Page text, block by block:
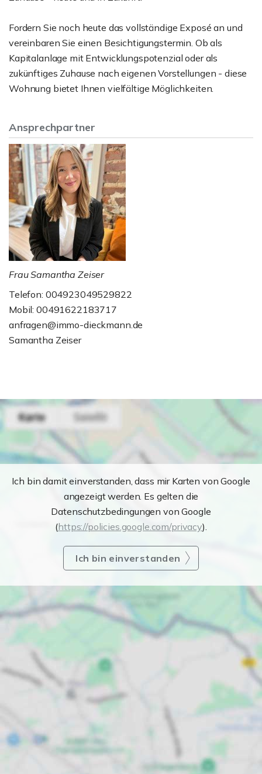
Fordern Sie noch heute das vollständige Exposé an und
vereinbaren Sie einen Besichtigungstermin. Ob als
Kapitalanlage mit Entwicklungspotenzial oder als
zukünftiges Zuhause nach eigenen Vorstellungen - diese
Wohnung bietet Ihnen vielfältige Möglichkeiten.
Ansprechpartner
Frau Samantha Zeiser
Telefon: 004923049529822
Mobil: 00491622183717
anfragen@immo-dieckmann.de
Samantha Zeiser
Ich bin damit einverstanden, dass mir Karten von Google
angezeigt werden. Es gelten die
Datenschutzbedingungen von Google
(https://policies.google.com/privacy).
Ich bin einverstanden